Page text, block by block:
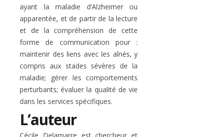
ayant la maladie d’Alzheimer ou
apparentée, et de partir de la lecture
et de la compréhension de cette
forme de communication pour :
maintenir des liens avec les aînés, y
compris aux stades sévères de la
maladie; gérer les comportements
perturbants; évaluer la qualité de vie
dans les services spécifiques.
L’auteur